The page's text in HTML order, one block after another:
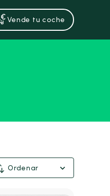
Vende tu coche
Ordenar